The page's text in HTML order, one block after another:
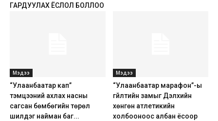
ГАРДУУЛАХ ЁСЛОЛ БОЛЛОО
Мэдээ
“Улаанбаатар кап”
тэмцээний ахлах насны
сагсан бөмбөгийн төрөл
шилдэг найман баг...
Мэдээ
“Улаанбаатар марафон”-ы
гүйлтийн замыг Дэлхийн
хөнгөн атлетикийн
холбооноос албан ёсоор